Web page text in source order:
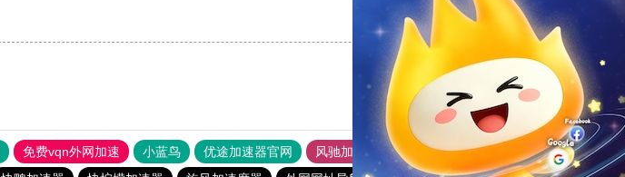
支持[0] 反对[0]
免费vqn外网加速 小蓝鸟 优途加速器官网 风驰加速器
旋风加速器